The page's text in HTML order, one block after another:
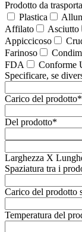
Prodotto da
Plastica
Affilato
Asciutto
Appiccicoso
Farinoso
FDA
Conforme
Specificare, se
Carico del prodotto*
Del prodotto*
Larghezza X
Spaziatura tra i
Carico del prodotto
Temperatura del